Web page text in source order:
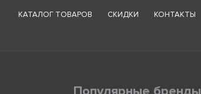
КАТАЛОГ ТОВАРОВ СКИДКИ КОНТАКТЫ